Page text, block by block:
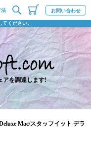
ください。
法 お問い合わせ
アを調達します!
Mac/スタッフイット デラ